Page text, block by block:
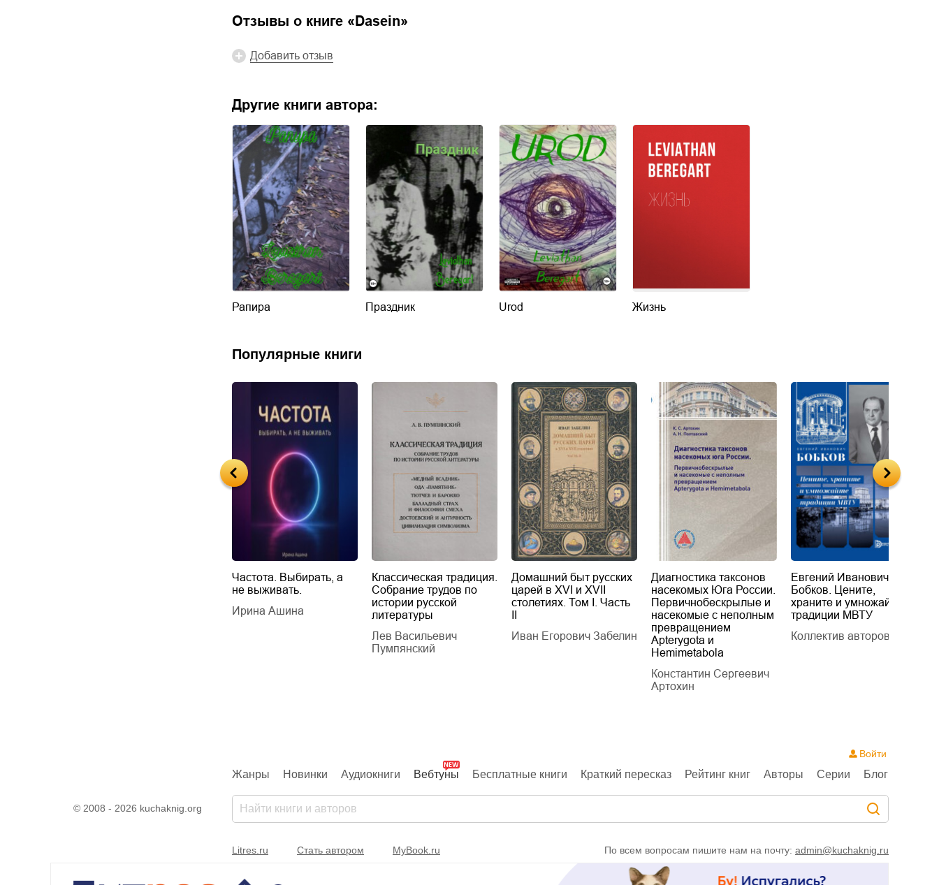
Отзывы о книге « Dasein»
Добавить отзыв
Другие книги автора:
Рапира Праздник Urod Жизнь
Популярные книги
Частота. Выбирать, а
не выживать.
Ирина Ашина
Классическая традиция.
Собрание трудов по
истории русской
литературы
Лев Васильевич
Пумпянский
Домашний быт русских
царей в XVI и XVII
столетиях. Том I. Часть
Иван Егорович Забелин
Диагностика таксонов
насекомых Юга России.
Первичнобескрылые и
насекомые с неполным
превращением
Apterygota и
Hemimetabola
Константин Сергеевич
Артохин
Евгений Иванович
Бобков. Цените,
храните и умножайте
традиции МВТУ
Коллектив авторов
© 2008 - 2026 kuchaknig.org
Жанры Новинки Аудиокниги Вебтуны Бесплатные книги Краткий пересказ Рейтинг книг Авторы Серии Блог
Войти
Litres.ru Стать автором MyBook.ru По всем вопросам пишите нам на почту: admin@kuchaknig.ru